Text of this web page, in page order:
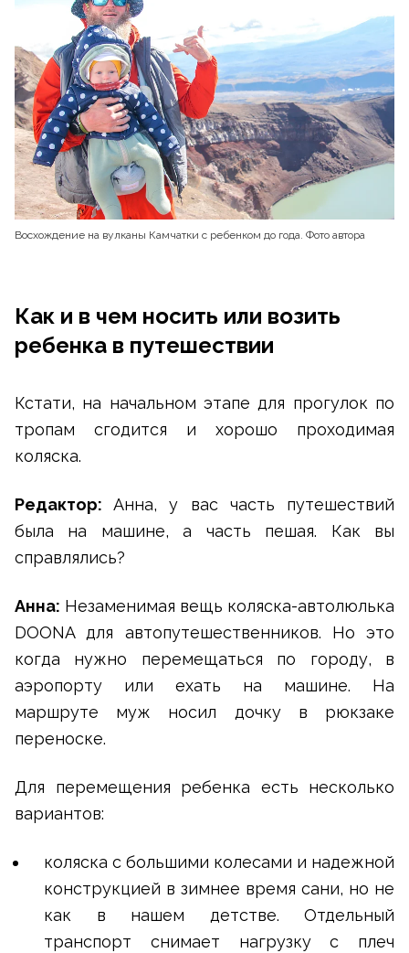
Восхождение на вулканы Камчатки с ребенком до года. Фото автора
Как и в чем носить или возить
ребенка в путешествии
Кстати, на начальном этапе для прогулок по
тропам сгодится и хорошо проходимая
коляска.
Редактор:Анна, у вас часть путешествий
была на машине, а часть пешая. Как вы
справлялись?
Анна: Незаменимая вещь коляска-автолюлька
DOONA для автопутешественников. Но это
когда нужно перемещаться по городу, в
аэропорту или ехать на машине. На
маршруте муж носил дочку в рюкзаке
переноске.
Для перемещения ребенка есть несколько
вариантов:
коляска с большими колесами и надежной
конструкцией в зимнее время сани, но не
как в нашем детстве. Отдельный
транспорт снимает нагрузку с плеч